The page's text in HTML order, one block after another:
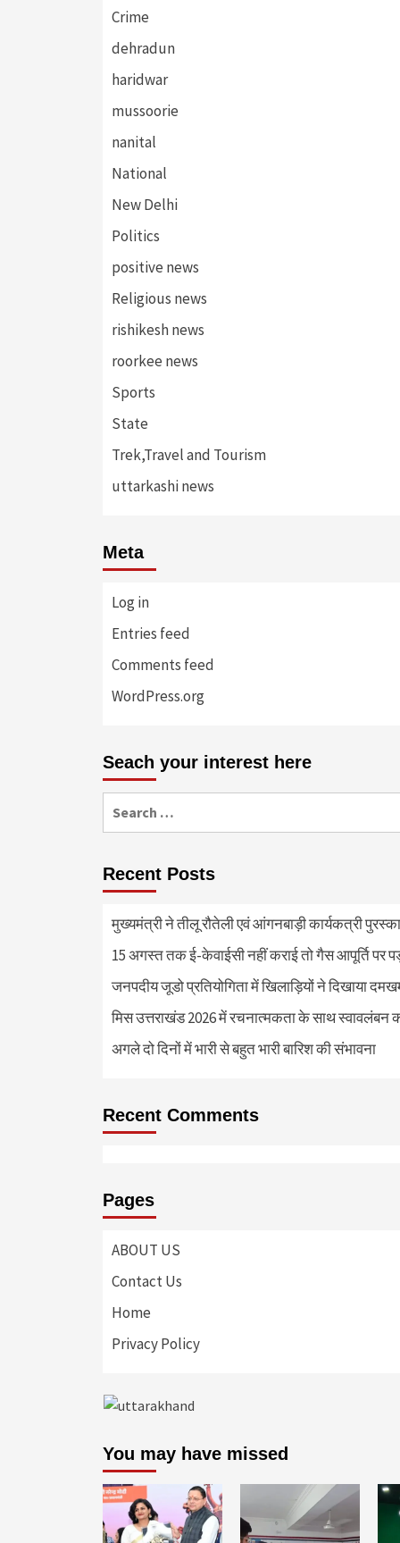
Crime
dehradun
haridwar
mussoorie
nanital
National
New Delhi
Politics
positive news
Religious news
rishikesh news
roorkee news
Sports
State
Trek,Travel and Tourism
uttarkashi news
Meta
Log in
Entries feed
Comments feed
WordPress.org
Seach your interest here
Recent Posts
मुख्यमंत्री ने तीलू रौतेली एवं आंगनबाड़ी कार्यकत्री
15 अगस्त तक ई-केवाईसी नहीं कराई तो गैस आपूर्ति पर
जनपदीय जूडो प्रतियोगिता में खिलाड़ियों ने दिखाया
मिस उत्तराखंड 2026 में रचनात्मकता के साथ स्वावलंबन
अगले दो दिनों में भारी से बहुत भारी बारिश की संभावना
Recent Comments
Pages
ABOUT US
Contact Us
Home
Privacy Policy
You may have missed